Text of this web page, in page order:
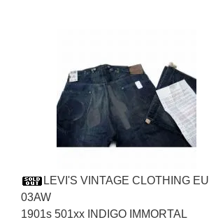
LEVI'S VINTAGE CLOTHING EU
03AW
1901s 501xx INDIGO IMMORTAL